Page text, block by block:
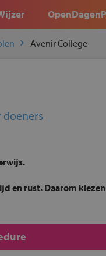
Avenir College
doeners
en rust. Daarom